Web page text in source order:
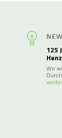
125
Henz
Wir